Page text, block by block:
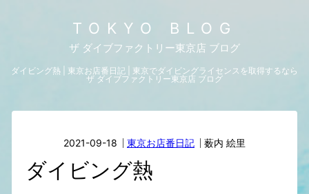
TOKYO BLOG
ザ ダイブファクトリー東京店 ブログ
ダイビング熱 | 東京お店番日記 | 東京でダイビングライセンスを取得するなら
ザ ダイブファクトリー東京店 ブログ
2021-09-18 東京お店番日記 薮内 絵里
ダイビング熱